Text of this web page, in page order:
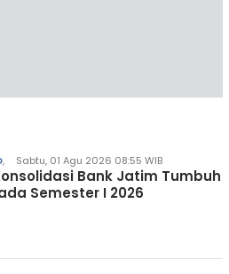
, Sabtu, 01 Agu 2026 08:55 WIB
Bank Jatim Tumbuh
Semester I 2026